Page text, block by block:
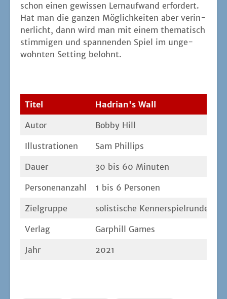
schon einen gewis­sen Lern­auf­wand erfor­dert.
Hat man die gan­zen Mög­lich­kei­ten aber ver­in­
ner­licht, dann wird man mit einem the­ma­tisch
stim­mi­gen und span­nen­den Spiel im unge­
wohn­ten Set­ting belohnt.
Titel Hadrian's Wall
Autor Bob­by Hill
Illus­tra­tio­nen Sam Phil­lips
Dau­er 30 bis 60 Minuten
Per­so­nen­an­zahl 1 bis 6 Personen
Ziel­grup­pe solis­ti­sche Kennerspielrunden
Ver­lag Gar­phill Games
Jahr 2021